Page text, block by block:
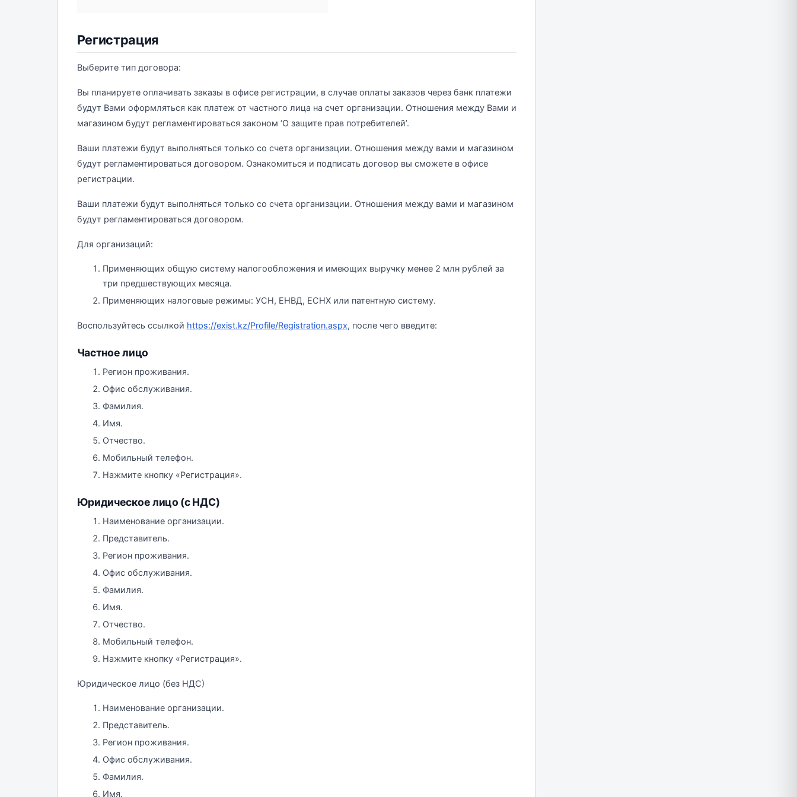
Регистрация
Выберите тип договора:
Вы планируете оплачивать заказы в офисе регистрации, в случае оплаты заказов через банк платежи
будут Вами оформляться как платеж от частного лица на счет организации. Отношения между Вами и
магазином будут регламентироваться законом ‘О защите прав потребителей’.
Ваши платежи будут выполняться только со счета организации. Отношения между вами и магазином
будут регламентироваться договором. Ознакомиться и подписать договор вы сможете в офисе
регистрации.
Ваши платежи будут выполняться только со счета организации. Отношения между вами и магазином
будут регламентироваться договором.
Для организаций:
Применяющих общую систему налогообложения и имеющих выручку менее 2 млн рублей за
три предшествующих месяца.
Применяющих налоговые режимы: УСН, ЕНВД, ЕСНХ или патентную систему.
Воспользуйтесь ссылкой https://exist.kz/Profile/Registration.aspx, после чего введите:
Частное лицо
Регион проживания.
Офис обслуживания.
Фамилия.
Имя.
Отчество.
Мобильный телефон.
Нажмите кнопку «Регистрация».
Юридическое лицо (с НДС)
Наименование организации.
Представитель.
Регион проживания.
Офис обслуживания.
Фамилия.
Имя.
Отчество.
Мобильный телефон.
Нажмите кнопку «Регистрация».
Юридическое лицо (без НДС)
Наименование организации.
Представитель.
Регион проживания.
Офис обслуживания.
Фамилия.
Имя.